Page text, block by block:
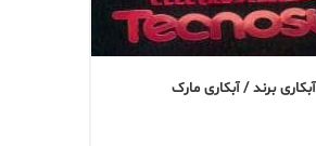
آبکاری برند / آبکاری مارک